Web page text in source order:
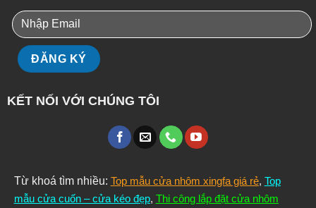
KẾT NỐI VỚI CHÚNG TÔI
Từ khoá tìm nhiều: Top mẫu cửa nhôm xingfa giá rẻ, Top
mẫu cửa cuốn – cửa kéo đẹp, Thi công lắp đặt cửa nhôm